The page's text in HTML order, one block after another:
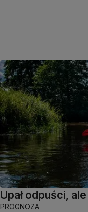
Upał odpuści,
PROGNOZA